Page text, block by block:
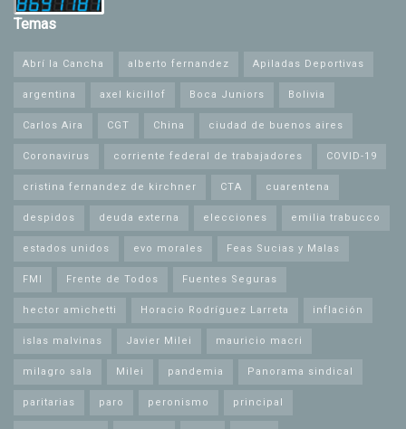
Temas
Abrí la Cancha alberto fernandez Apiladas Deportivas
argentina axel kicillof Boca Juniors Bolivia
Carlos Aira CGT China ciudad de buenos aires
Coronavirus corriente federal de trabajadores COVID-19
cristina fernandez de kirchner CTA cuarentena
despidos deuda externa elecciones emilia trabucco
estados unidos evo morales Feas Sucias y Malas
FMI Frente de Todos Fuentes Seguras
hector amichetti Horacio Rodríguez Larreta inflación
islas malvinas Javier Milei mauricio macri
milagro sala Milei pandemia Panorama sindical
paritarias paro peronismo principal